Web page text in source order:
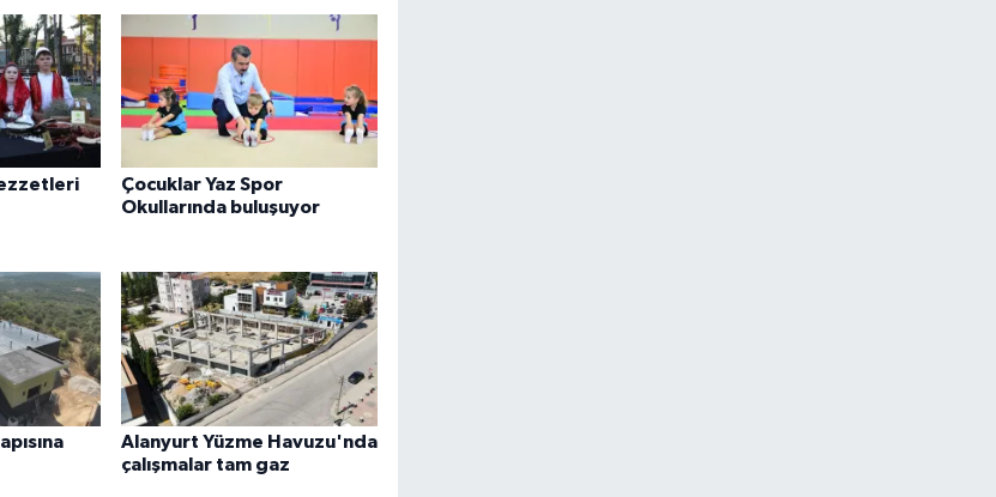
Çocuklar Yaz Spor
Okullarında buluşuyor
Alanyurt Yüzme Havuzu'nda
çalışmalar tam gaz